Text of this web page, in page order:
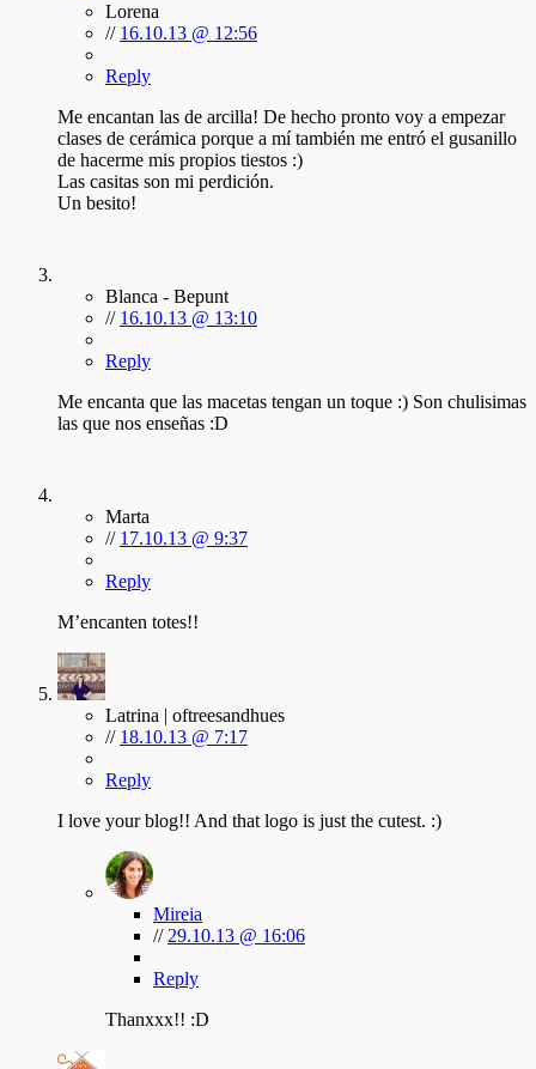
Lorena
// 16.10.13 @ 12:56
Reply
Me encantan las de arcilla! De hecho pronto voy a empezar
clases de cerámica porque a mí también me entró el gusanillo
de hacerme mis propios tiestos :)
Las casitas son mi perdición.
Un besito!
Blanca - Bepunt
// 16.10.13 @ 13:10
Reply
Me encanta que las macetas tengan un toque :) Son chulisimas
las que nos enseñas :D
Marta
// 17.10.13 @ 9:37
Reply
M’encanten totes!!
Latrina | oftreesandhues
// 18.10.13 @ 7:17
Reply
I love your blog!! And that logo is just the cutest. :)
Mireia
// 29.10.13 @ 16:06
Reply
Thanxxx!! :D